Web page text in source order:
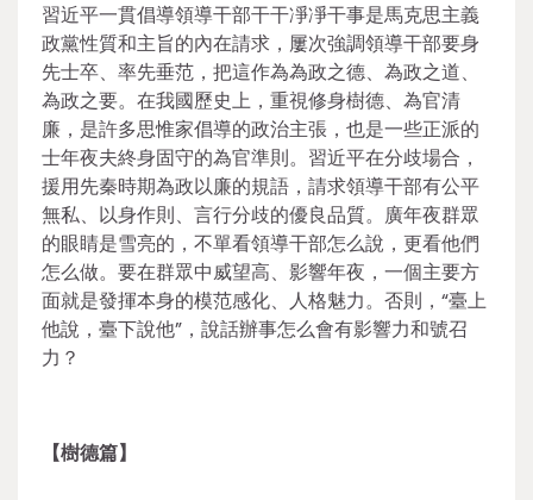
習近平一貫倡導領導干部干干凈凈干事是馬克思主義
政黨性質和主旨的內在請求，屢次強調領導干部要身
先士卒、率先垂范，把這作為為政之德、為政之道、
為政之要。在我國歷史上，重視修身樹德、為官清
廉，是許多思惟家倡導的政治主張，也是一些正派的
士年夜夫終身固守的為官準則。習近平在分歧場合，
援用先秦時期為政以廉的規語，請求領導干部有公平
無私、以身作則、言行分歧的優良品質。廣年夜群眾
的眼睛是雪亮的，不單看領導干部怎么說，更看他們
怎么做。要在群眾中威望高、影響年夜，一個主要方
面就是發揮本身的模范感化、人格魅力。否則，“臺上
他說，臺下說他”，說話辦事怎么會有影響力和號召
力？
【樹德篇】